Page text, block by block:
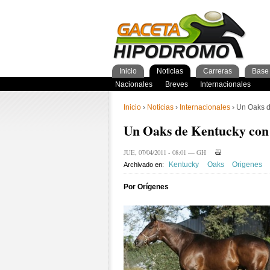
Inicio› Noticias› Internacionales› Un Oaks
Un Oaks de Kentucky
JUE, 07/04/2011 - 08:01 — GH
Archivado en: Kentucky Oaks Origenes
Por Orígenes
Inicio
Noticias
Nacionales
Breves Internacionales
Carreras
GacetaPDF
Programa Resultados
Caballos
Preparadores Jockeys
General Caballos
2años 3años
Pronos/Puntos
Clasificación general
Momentos de gloria
Ferdemente